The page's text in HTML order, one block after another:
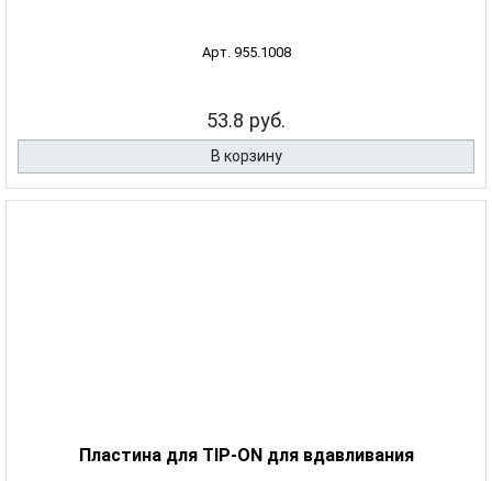
Арт. 955.1008
53.8 руб.
В корзину
Пластина для TIP-ON для вдавливания